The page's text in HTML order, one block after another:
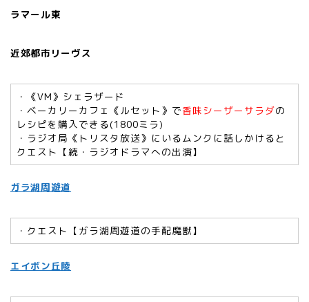
ラマール東
近郊都市リーヴス
・《VM》シェラザード
・ベーカリーカフェ《ルセット》で香味シーザーサラダの
レシピを購入できる(1800ミラ)
・ラジオ局《トリスタ放送》にいるムンクに話しかけると
クエスト【続・ラジオドラマへの出演】
ガラ湖周遊道
・クエスト【ガラ湖周遊道の手配魔獣】
エイボン丘陵